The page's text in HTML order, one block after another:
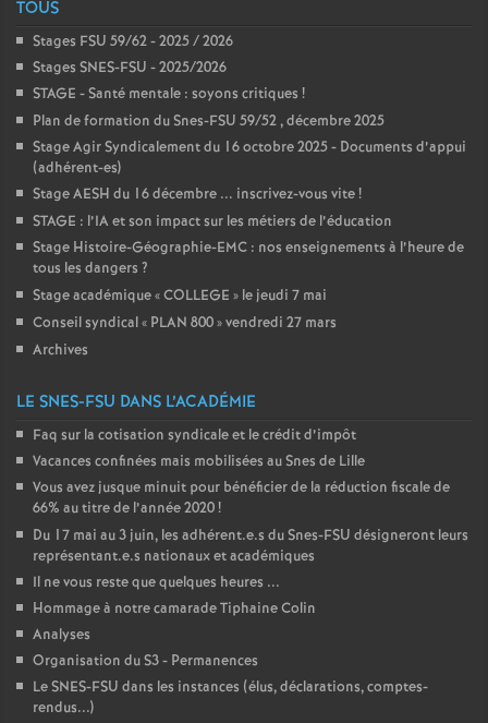
TOUS
Stages FSU 59/62 - 2025 / 2026
Stages SNES-FSU - 2025/2026
STAGE - Santé mentale : soyons critiques !
Plan de formation du Snes-FSU 59/52 , décembre 2025
Stage Agir Syndicalement du 16 octobre 2025 - Documents d’appui
(adhérent-es)
Stage AESH du 16 décembre ... inscrivez-vous vite!
STAGE : l’IA et son impact sur les métiers de l’éducation
Stage Histoire-Géographie-EMC : nos enseignements à l’heure de
tous les dangers ?
Stage académique «COLLEGE » le jeudi 7 mai
Conseil syndical « PLAN 800» vendredi 27 mars
Archives
LE SNES-FSU DANS L’ACADÉMIE
Faq sur la cotisation syndicale et le crédit d’impôt
Vacances confinées mais mobilisées au Snes de Lille
Vous avez jusque minuit pour bénéficier de la réduction fiscale de
66% au titre de l’année 2020!
Du 17 mai au 3 juin, les adhérent.e.s du Snes-FSU désigneront leurs
représentant.e.s nationaux et académiques
Il ne vous reste que quelques heures ...
Hommage à notre camarade Tiphaine Colin
Analyses
Organisation du S3 - Permanences
Le SNES-FSU dans les instances (élus, déclarations, comptes-
rendus...)